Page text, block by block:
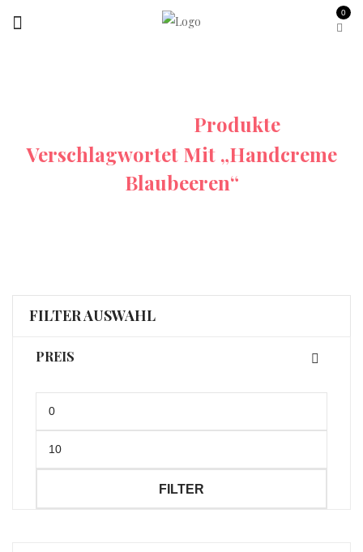
0
Produkte
Verschlagwortet Mit „Handcreme
Blaubeeren“
FILTER AUSWAHL
PREIS
Preis
Preis
FILTER